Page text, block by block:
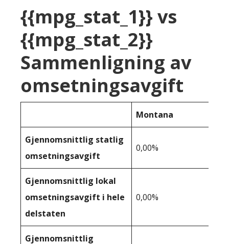
{{mpg_stat_1}} vs
{{mpg_stat_2}}
Sammenligning av
omsetningsavgift
Montana
Gjennomsnittlig statlig
omsetningsavgift
0,00%
Gjennomsnittlig lokal
omsetningsavgift i hele
delstaten
0,00%
Gjennomsnittlig